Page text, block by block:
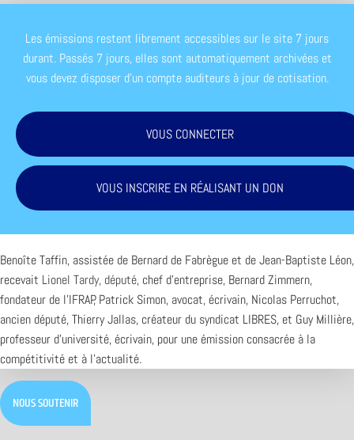
Les émissions restent librement accessibles sur le site 7 jours
durant. Passés 7 jours, elles sont automatiquement archivées et
vous devez disposer d'un compte auditeurs à jour de cotisation.
VOUS CONNECTER
VOUS INSCRIRE EN RÉALISANT UN DON
Benoîte Taffin, assistée de Bernard de Fabrègue et de Jean-Baptiste Léon,
recevait Lionel Tardy, député, chef d’entreprise, Bernard Zimmern,
fondateur de l’IFRAP, Patrick Simon, avocat, écrivain, Nicolas Perruchot,
ancien député, Thierry Jallas, créateur du syndicat LIBRES, et Guy Millière,
professeur d’université, écrivain, pour une émission consacrée à la
compétitivité et à l’actualité.
NOUS SOUTENIR